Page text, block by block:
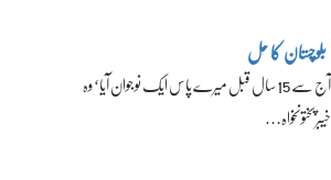
بلوچستان کا حل
آج سے 15 سال قبل میرے پاس ایک نوجوان آیا‘ وہ
خیبرپختونخواہ…